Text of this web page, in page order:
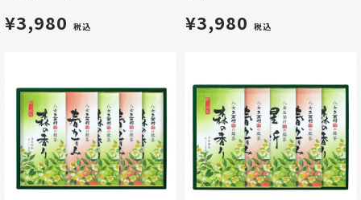
¥3,980 税込 ¥3,980 税込